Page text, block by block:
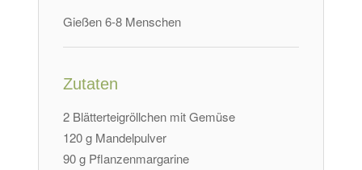
Gießen 6-8 Menschen
Zutaten
2 Blätterteigröllchen mit Gemüse
120 g Mandelpulver
90 g Pflanzenmargarine